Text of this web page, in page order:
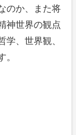
のか、また将
神世界の観点
学、世界観、
。